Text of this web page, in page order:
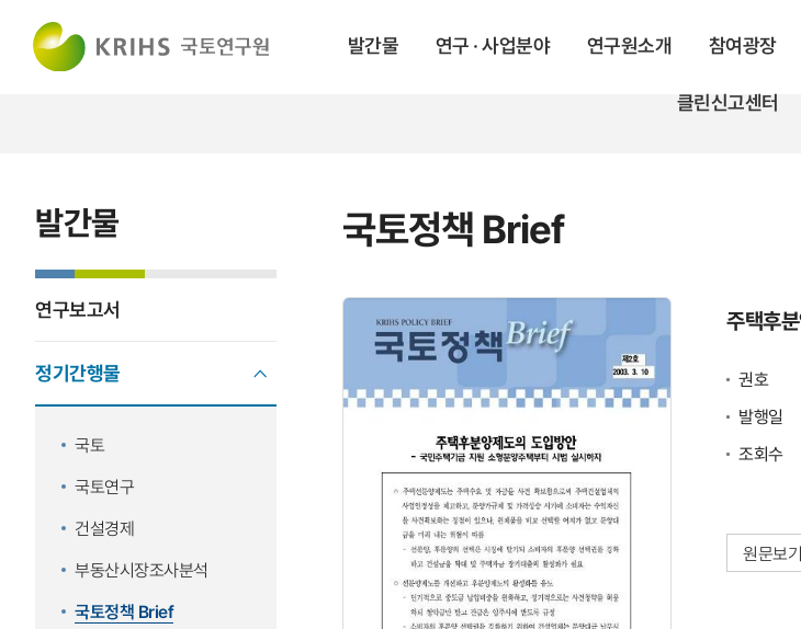
발간물 연구 · 사업분야 연구원소개 참여광장
클린신고센터
국토정책 Brief
발간물
연구보고서
정기간행물
국토
국토연구
건설경제
부동산시장조사분석
국토정책 Brief
주택후
권호
발행일
조회수
원문보기